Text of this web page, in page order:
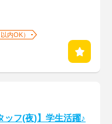
内OK）
ッフ(夜)】学生活躍♪